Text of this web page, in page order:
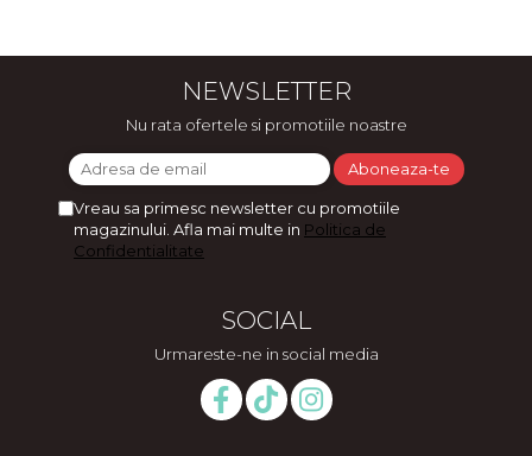
NEWSLETTER
Nu rata ofertele si promotiile noastre
Vreau sa primesc newsletter cu promotiile
magazinului. Afla mai multe in Politica de
Confidentialitate
SOCIAL
Urmareste-ne in social media